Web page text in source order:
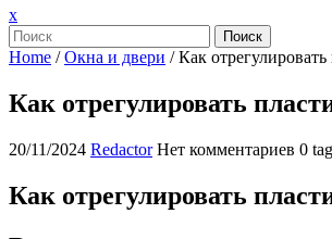
xЗакрыть
меню
Поиск
Home /Окна и двери /Как
Как отрегулировать
20/11/2024 Redactor Нет комментариев 0
Как отрегулировать